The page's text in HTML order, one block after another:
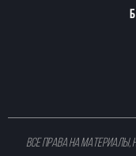
Все права на материалы,